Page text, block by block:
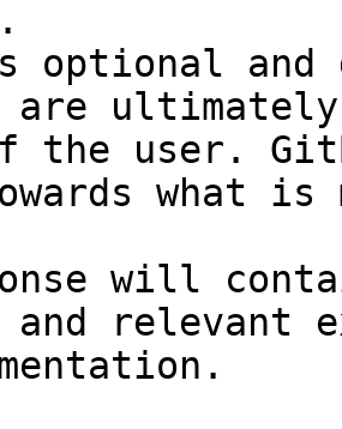
optional and
are
the user.
what
will
and relevant